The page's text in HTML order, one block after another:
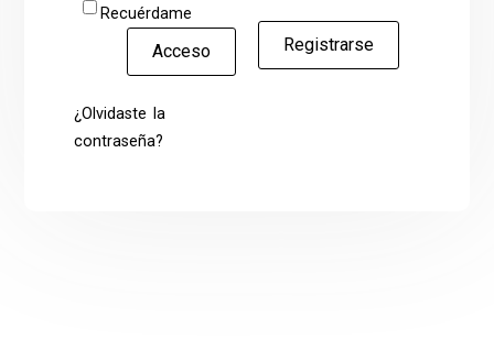
Recuérdame
Acceso
¿Olvidaste la
contraseña?
Registrarse